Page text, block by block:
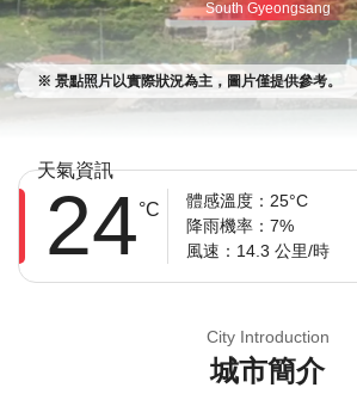
※ 景點照片以實際狀況為主，圖片僅提供參考。
South Gyeongsang
天氣資訊
24°C
體感溫度：25°C
降雨機率：7%
風速：14.3 公里/時
City Introduction
城市簡介